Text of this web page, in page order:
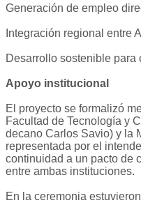
Generación de empleo
Integración regional entre
Desarrollo sostenible para
Apoyo institucional
El proyecto se formalizó
Facultad de Tecnología y
decano Carlos Savio) y la
representada por el
continuidad a un pacto de
entre ambas instituciones.
En la ceremonia